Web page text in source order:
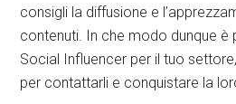
consigli la diffusione e
contenuti. In che modo dunque è
Social Influencer per il tuo
per contattarli e conquistare la